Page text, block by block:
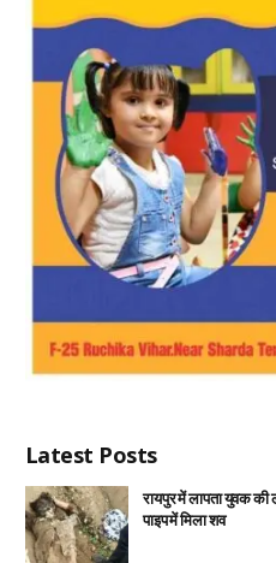
Latest Posts
रायपुर में लापता युवक
पाइप में मिला शव